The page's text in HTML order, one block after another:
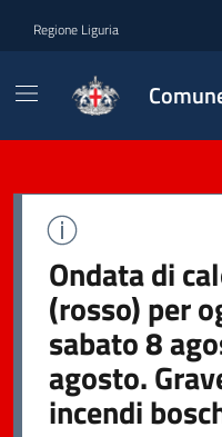
Regione Liguria
Ondata di
(rosso) per
sabato 8
agosto.
incendi